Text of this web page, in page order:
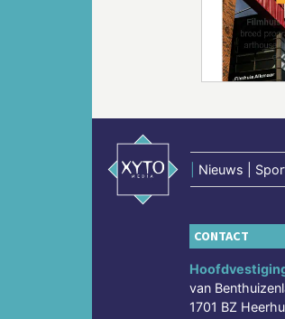
Nieuws |
CONTACT
van
1701 BZ